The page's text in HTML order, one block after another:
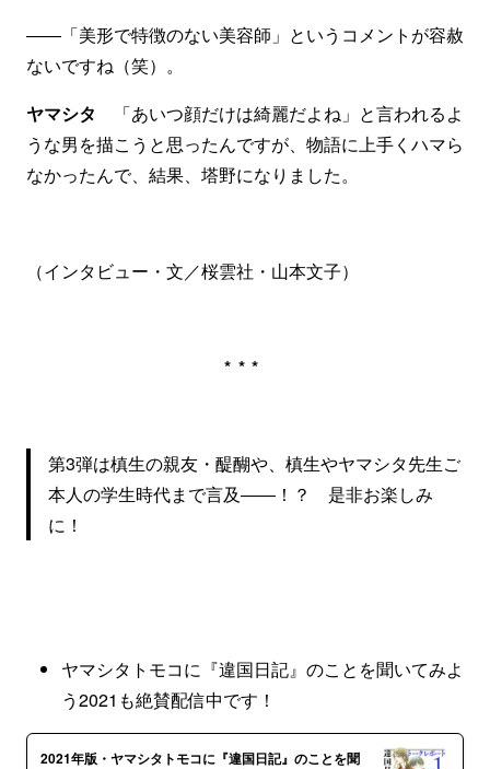
――「美形で特徴のない美容師」というコメントが容赦
ないですね（笑）。
ヤマシタ 「あいつ顔だけは綺麗だよね」と言われるよ
うな男を描こうと思ったんですが、物語に上手くハマら
なかったんで、結果、塔野になりました。
（インタビュー・文／桜雲社・山本文子）
***
第3弾は槙生の親友・醍醐や、槙生やヤマシタ先生ご
本人の学生時代まで言及――！？ 是非お楽しみ
に！
ヤマシタトモコに『違国日記』のことを聞いてみよ
う2021も絶賛配信中です！
2021年版・ヤマシタトモコに『違国日記』のことを聞